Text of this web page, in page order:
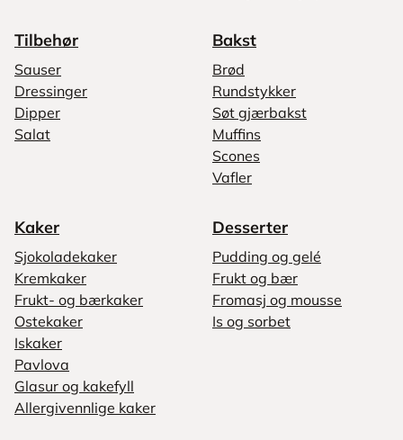
Tilbehør
Sauser
Dressinger
Dipper
Salat
Bakst
Brød
Rundstykker
Søt gjærbakst
Muffins
Scones
Vafler
Kaker
Sjokoladekaker
Kremkaker
Frukt- og bærkaker
Ostekaker
Iskaker
Pavlova
Glasur og kakefyll
Allergivennlige kaker
Desserter
Pudding og gelé
Frukt og bær
Fromasj og mousse
Is og sorbet